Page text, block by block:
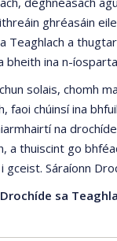
ghréasáin
Teaghlach a
bheith ina n-
solais, chomh
faoi chúinsí ina
na
a thuiscint go
Sáraíonn
sa